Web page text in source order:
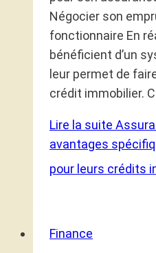
Négocier son
fonctionnaire En
bénéficient d’un
leur permet de
crédit immobilier.
Lire la suite
avantages
pour leurs crédits
Finance